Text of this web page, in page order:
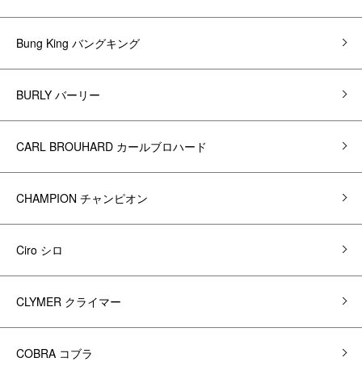
Bung King バングキング
BURLY バーリー
CARL BROUHARD カールブロハード
CHAMPION チャンピオン
Ciro シロ
CLYMER クライマー
COBRA コブラ